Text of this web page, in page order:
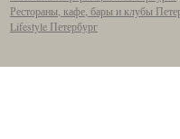
Рестораны, кафе, бары и клубы
Lifestyle Петербург